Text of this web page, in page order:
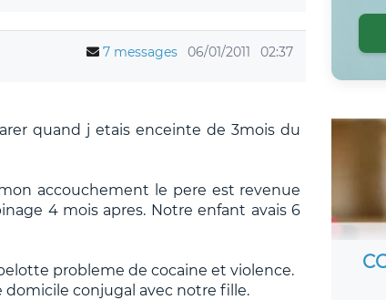
7 messages 06/01/2011 02:37
quand j etais enceinte de 3mois du
accouchement le pere est revenue
4 mois apres. Notre enfant avais 6
probleme de cocaine et violence.
domicile conjugal avec notre fille.